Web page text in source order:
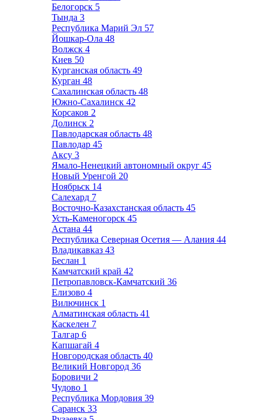
Белогорск 5
Тында 3
Республика Марий Эл 57
Йошкар-Ола 48
Волжск 4
Киев 50
Курганская область 49
Курган 48
Сахалинская область 48
Южно-Сахалинск 42
Корсаков 2
Долинск 2
Павлодарская область 48
Павлодар 45
Аксу 3
Ямало-Ненецкий автономный округ 45
Новый Уренгой 20
Ноябрьск 14
Салехард 7
Восточно-Казахстанская область 45
Усть-Каменогорск 45
Астана 44
Республика Северная Осетия — Алания 44
Владикавказ 43
Беслан 1
Камчатский край 42
Петропавловск-Камчатский 36
Елизово 4
Вилючинск 1
Алматинская область 41
Каскелен 7
Талгар 6
Капшагай 4
Новгородская область 40
Великий Новгород 36
Боровичи 2
Чудово 1
Республика Мордовия 39
Саранск 33